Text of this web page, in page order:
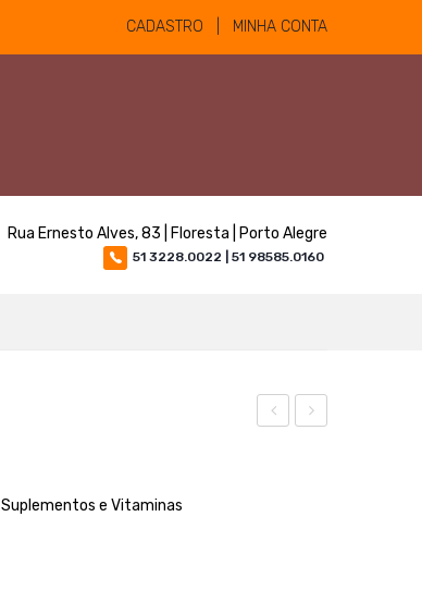
CADASTRO | MINHA CONTA
Rua Ernesto Alves, 83 | Floresta | Porto Alegre
51 3228.0022 | 51 98585.0160
Suplementos e Vitaminas